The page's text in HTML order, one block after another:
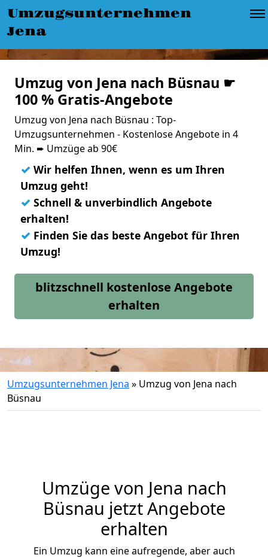
Umzugsunternehmen
Jena
Umzug von Jena nach Büsnau ☛
100 % Gratis-Angebote
Umzug von Jena nach Büsnau : Top-
Umzugsunternehmen - Kostenlose Angebote in 4
Min. ➨ Umzüge ab 90€
✓ Wir helfen Ihnen, wenn es um Ihren
Umzug geht!
✓ Schnell & unverbindlich Angebote
erhalten!
✓ Finden Sie das beste Angebot für Ihren
Umzug!
blitzschnell kostenlose Angebote
erhalten
Umzugsunternehmen Jena » Umzug von Jena nach
Büsnau
Umzüge von Jena nach
Büsnau jetzt Angebote
erhalten
Ein Umzug kann eine aufregende, aber auch